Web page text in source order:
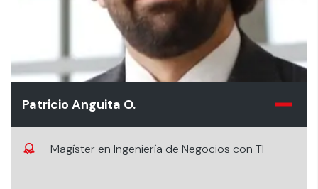
Patricio Anguita O.
Magíster en Ingeniería de Negocios con TI